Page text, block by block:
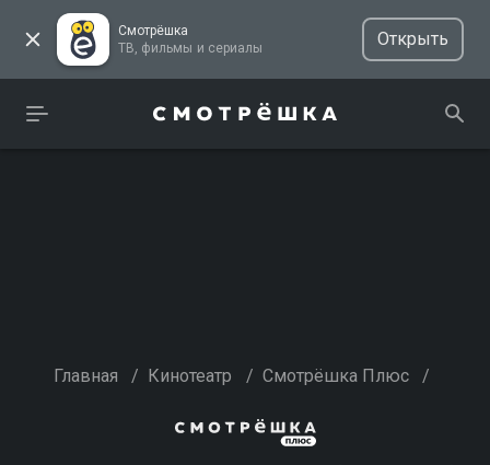
Смотрёшка
ТВ, фильмы и сериалы
Открыть
Главная / Кинотеатр / Смотрёшка Плюс /